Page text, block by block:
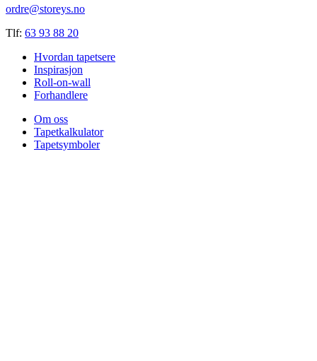
ordre@storeys.no
Tlf: 63 93 88 20
Hvordan tapetsere
Inspirasjon
Roll-on-wall
Forhandlere
Om oss
Tapetkalkulator
Tapetsymboler